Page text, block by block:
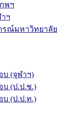
พฯ
ฯ
รณ์มหาวิทยาลัย
บ (จุฬาฯ)
บ (ป.ป.ช.)
บ (ป.ป.ท.)